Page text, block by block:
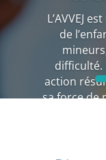
L’AVVEJ
de
difficulté.
action
sa force de
habilitée